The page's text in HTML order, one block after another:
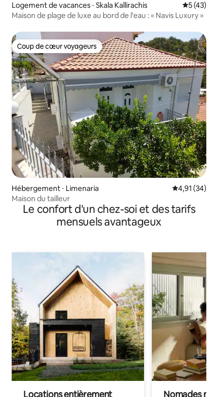
Logement de vacances ⋅ Skala Kallirachis
5 (43)
Maison de plage de luxe au bord de l'eau : « Navis Luxury »
Coup de cœur voyageurs
Coup de cœur voyageurs
Hébergement ⋅ Limenaria Évaluation
4,91 (34)
Maison du tailleur
Le confort d'un chez-soi et des tarifs
mensuels avantageux
Locations entièrement Nomades